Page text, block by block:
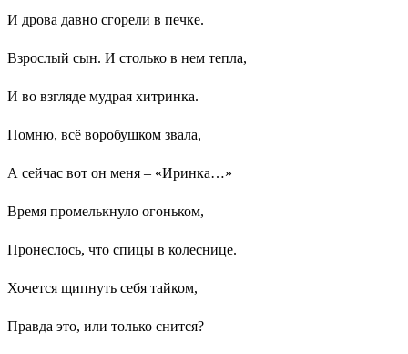
И дрова давно сгорели в печке.
Взрослый сын. И столько в нем тепла,
И во взгляде мудрая хитринка.
Помню, всё воробушком звала,
А сейчас вот он меня – «Иринка…»
Время промелькнуло огоньком,
Пронеслось, что спицы в колеснице.
Хочется щипнуть себя тайком,
Правда это, или только снится?